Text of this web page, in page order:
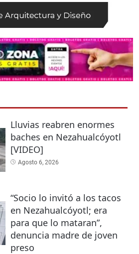
Lluvias reabren enormes
baches en Nezahualcóyotl
[VIDEO]
Agosto 6, 2026
“Socio lo invitó a los tacos
en Nezahualcóyotl; era
para que lo mataran”,
denuncia madre de joven
preso